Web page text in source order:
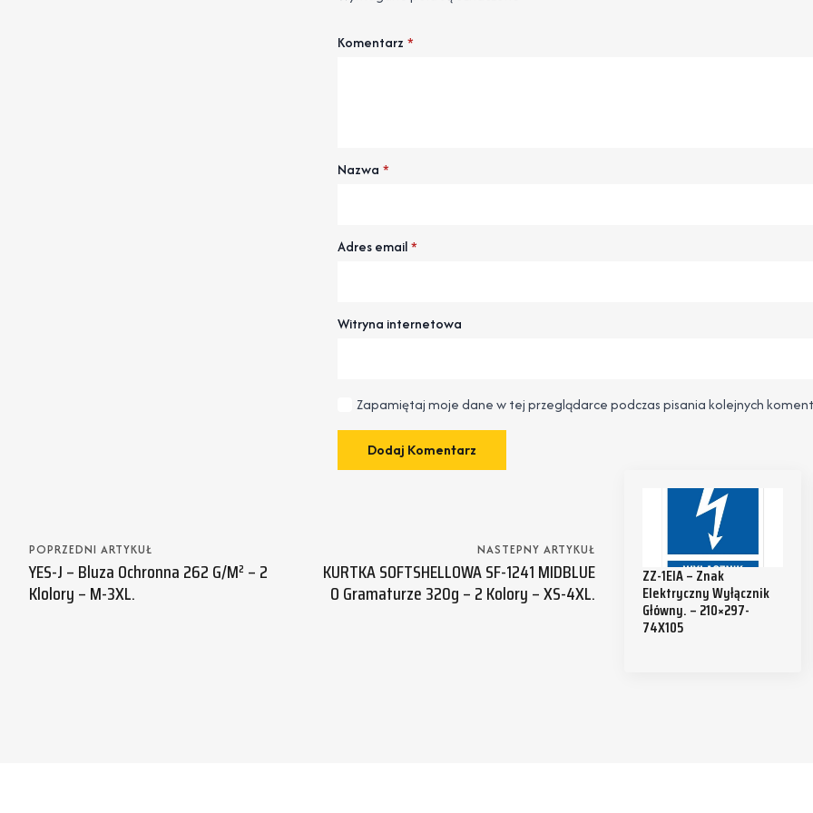
Komentarz *
Nazwa *
Adres email*
Witryna internetowa
Zapamiętaj moje dane w tej przeglądarce podczas pisania kolejnych
POPRZEDNI ARTYKUŁ
YES-J – Bluza Ochronna 262 G/m² – 2
Klolory – M-3XL.
NASTEPNY ARTYKUŁ
KURTKA SOFTSHELLOWA SF-1241 MIDBLUE
O Gramaturze 320g – 2 Kolory – XS-4XL.
ZZ-1EIA – Znak
Elektryczny Wyłącznik
Główny. – 210×297-
74X105